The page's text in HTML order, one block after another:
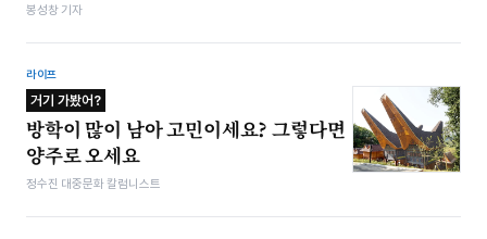
봉성창 기자
라이프
거기 가봤어?
방학이 많이 남아 고민이세요? 그렇다면
양주로 오세요
정수진 대중문화 칼럼니스트